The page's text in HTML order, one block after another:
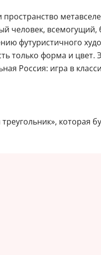
пространство
человек,
футуристичного
только форма и
Россия: игра в
которая